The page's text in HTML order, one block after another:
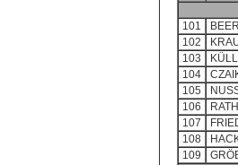
101
102
103
104
105
106
107
108
109